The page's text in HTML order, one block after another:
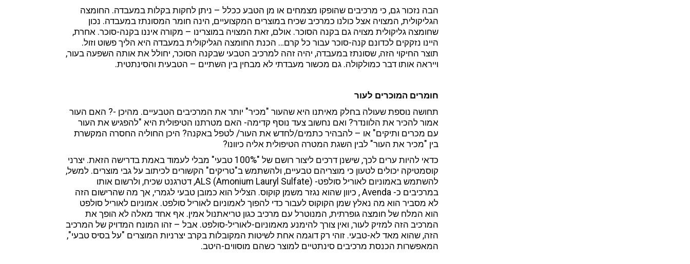
הבה נזכור גם, כי מרכיבים שהופקו מצמחים או מן הטבע ככלל – ניתן לחקות בקלות במעבדה. החומצה
הגליקולית, המצויה אצל כולנו כמרכיב שכיח במוצרים המקצועיים, הינה חומר המסונתז במעבדה. נכון
שחומצה גליקולית מצויה גם בקנה הסוכר. אולם, זאת המצויה במוצרינו – מקורה איננו בקנה-סוכר. אחרת,
היינו נזקקים לכדונם קנה-סוכר עבור כל קרם… הכנת החומצה הגליקולית במעבדה היא הליך פשוט וזול.
תוצר החיקוי הזה, שסונתז במעבדה, יהיה זהה למרכיב הטבעי שבקנה הסוכר, יחולל את אותה השפעה בעור,
וייראה אותו דבר כמולקולה. גם מכשור מעבדתי לא מבחין בין השתיים – הטבעית והסינתטית.
חומרים המוכרים לעור
תחושה נוספת שעולה בחלק מאיתנו היא שהעור "מכיר" יותר את המרכיבים הטבעיים. מהיכן -? האם העור
אמור להכיר את הלוונדר? ואם נחשוב צעד נוסף קדימה- האם מטרתנו הטיפולית היא "להפגיש את העור
עם מכרים ותיקים" או – להבהיר כתמים/לחדש את העור/ לטפל באקנה? היכן החוליה החסרה המקשרת
בין "מכיר את העור" לבין השגת המטרה הטיפולית אליה כיוונו?
כדאי להיות ערים לכך, שישנן דרכים ליצור רושם של "100% טבעי" מבלי לעמוד באמת בדרישה הזאת. יצרני
קוסמטיקה יכולים לטעון כי מוצריהם טבעיים, ולהשתמש ב"טריקים" הקשורים לכיתוב על גבי מוצרים. למשל,
להשתמש באמוניום לאוריל סולפט- ALS (Amonium Lauryl Sulfate), דטרגנט שכיח, ולרשום אותו
במרכיבים כ- Avenda , כיוון שהוא נגזר משמן קוקוס. הצליל הוא כמובן טבעי לגמרי, אך מה שהרישום הזה
לא מסביר הוא מה נאלץ שמן הקוקוס לעבור כדי להפוך לאמוניום לאוריל סולפט. אמוניום לאוריל סולפט
הוא המלח של חומצה גופרתית, המנוטרל עם מרכיב כגון טריאתנול אמין. אף אחד מאלה לא הופך את
המרכיב הזה למזיק לעור, ואין צורך להימנע מאמוניום-לאוריל-סולפט. אבל – זהו המונח המדויק של המרכיב
הזה, שהוא מאד לא-טבעי. זוהי רק דוגמה אחת לשיטות המקובלות בקרב יצרניות המוצרים "על בסיס טבעי",
המאפשרות הכנסת מרכיבים סינתטיים למוצר כשהם מוסווים-היטב.